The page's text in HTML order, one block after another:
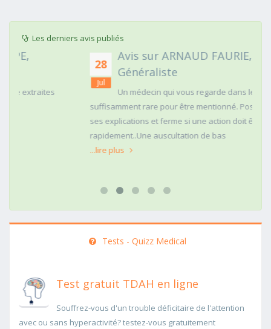
Les derniers avis publiés
Avis sur ARNAUD FAURIE, Médecin
Généraliste
Un médecin qui vous regarde dans les yeux c'est
suffisamment rare pour être mentionné. Posé,clair dans
ses explications et ferme si une action doit être menée
rapidement..Une auscultation de bas
Tests - Quizz Medical
Test gratuit TDAH en ligne
Souffrez-vous d'un trouble déficitaire de l'attention
avec ou sans hyperactivité? testez-vous gratuitement